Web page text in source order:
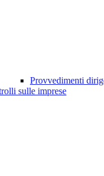
Provvedimenti
sulle imprese